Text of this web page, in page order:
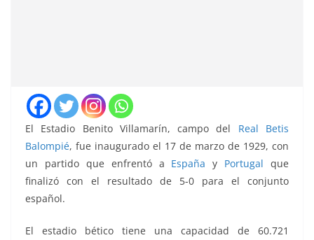
El Estadio Benito Villamarín, campo del Real Betis
Balompié, fue inaugurado el 17 de marzo de 1929, con
un partido que enfrentó a España y Portugal que
finalizó con el resultado de 5-0 para el conjunto
español.
El estadio bético tiene una capacidad de 60.721